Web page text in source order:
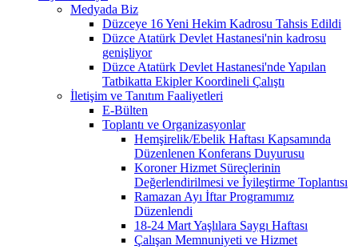
Medyada Biz
Düzceye 16 Yeni Hekim Kadrosu Tahsis Edildi
Düzce Atatürk Devlet Hastanesi'nin kadrosu
genişliyor
Düzce Atatürk Devlet Hastanesi'nde Yapılan
Tatbikatta Ekipler Koordineli Çalıştı
İletişim ve Tanıtım Faaliyetleri
E-Bülten
Toplantı ve Organizasyonlar
Hemşirelik/Ebelik Haftası Kapsamında
Düzenlenen Konferans Duyurusu
Koroner Hizmet Süreçlerinin
Değerlendirilmesi ve İyileştirme Toplantısı
Ramazan Ayı İftar Programımız
Düzenlendi
18-24 Mart Yaşlılara Saygı Haftası
Çalışan Memnuniyeti ve Hizmet